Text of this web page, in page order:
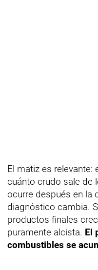
El matiz es
cuánto crudo sale de
ocurre después en la
diagnóstico cambia.
productos finales
puramente alcista. El
combustibles se